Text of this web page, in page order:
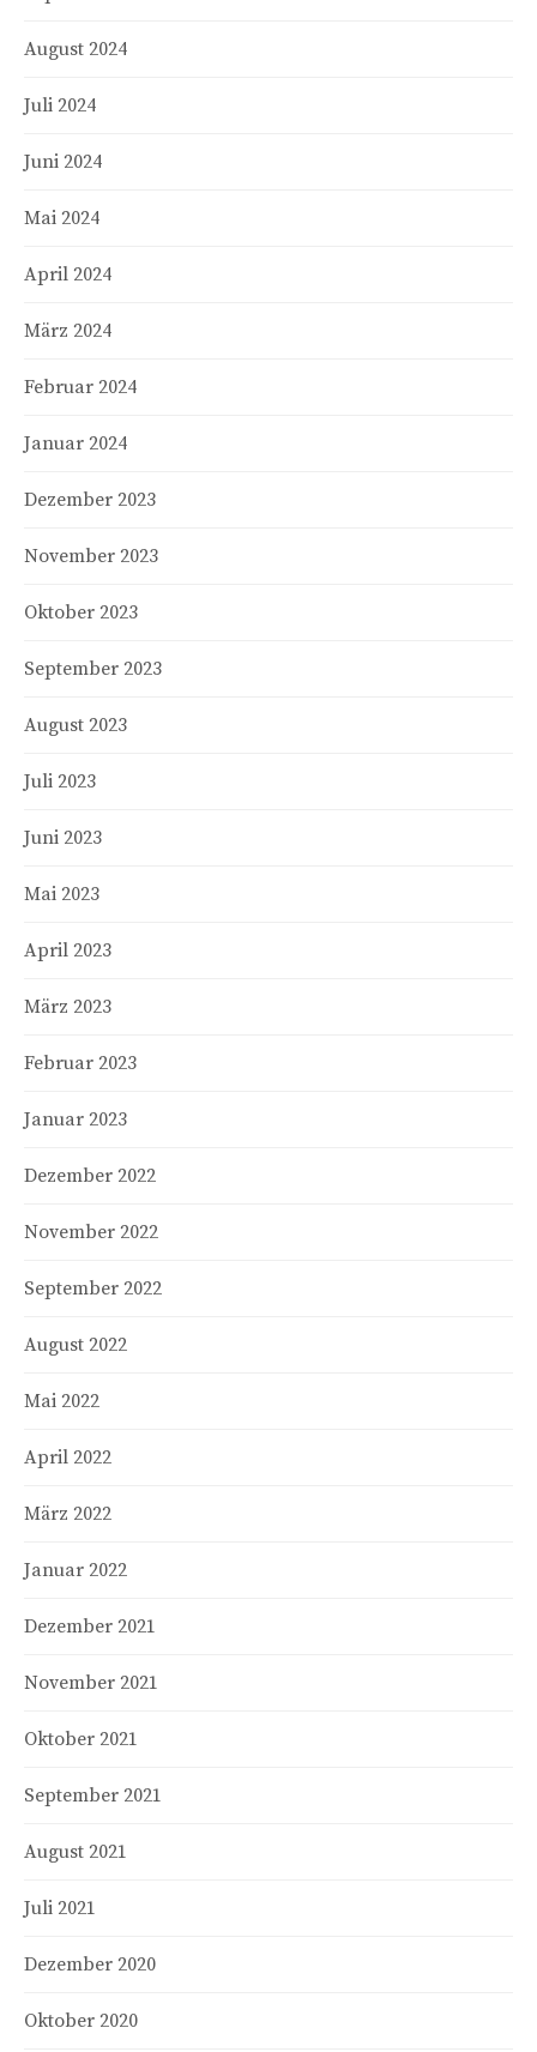
August 2024
Juli 2024
Juni 2024
Mai 2024
April 2024
März 2024
Februar 2024
Januar 2024
Dezember 2023
November 2023
Oktober 2023
September 2023
August 2023
Juli 2023
Juni 2023
Mai 2023
April 2023
März 2023
Februar 2023
Januar 2023
Dezember 2022
November 2022
September 2022
August 2022
Mai 2022
April 2022
März 2022
Januar 2022
Dezember 2021
November 2021
Oktober 2021
September 2021
August 2021
Juli 2021
Dezember 2020
Oktober 2020